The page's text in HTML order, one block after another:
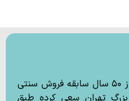
فروشگاه جوراب لادن با بیش از ۵۰ سال سابقه فروش سنتی